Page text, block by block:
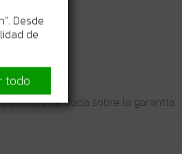
en caso de duda sobre la garantía.
Desde
de
todo